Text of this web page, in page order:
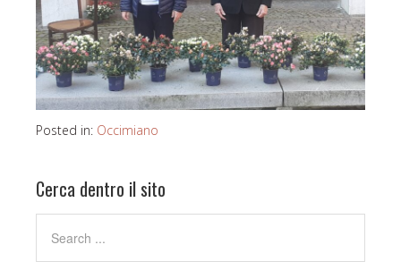
Posted in: Occimiano
Cerca dentro il sito